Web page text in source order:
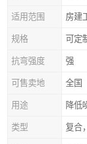
适用范围 房建
规格 可定
抗弯强度 强
可售卖地 全国
用途 降低
类型 复合